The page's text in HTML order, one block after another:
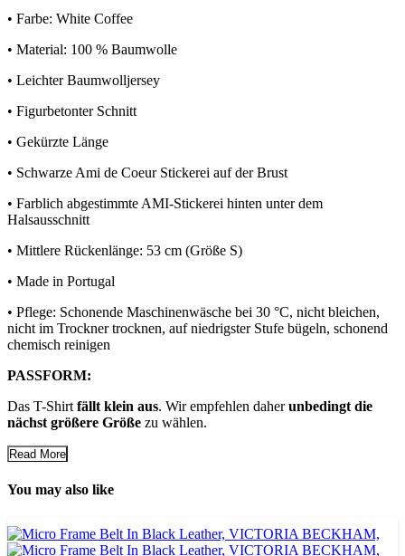
• Farbe: White Coffee
• Material: 100 % Baumwolle
• Leichter Baumwolljersey
• Figurbetonter Schnitt
• Gekürzte Länge
• Schwarze Ami de Coeur Stickerei auf der Brust
• Farblich abgestimmte AMI-Stickerei hinten unter dem
Halsausschnitt
• Mittlere Rückenlänge: 53 cm (Größe S)
• Made in Portugal
• Pflege: Schonende Maschinenwäsche bei 30 °C, nicht bleichen,
nicht im Trockner trocknen, auf niedrigster Stufe bügeln, schonend
chemisch reinigen
PASSFORM:
Das T-Shirt fällt klein aus. Wir empfehlen daherunbedingt die
nächst größere Größe zu wählen.
Read More
You may also like